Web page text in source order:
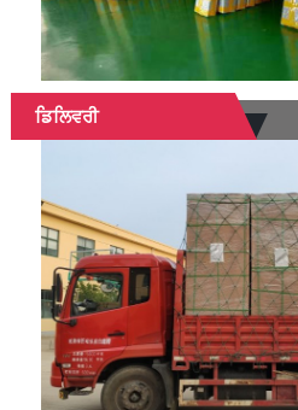
ਡਿਲਿਵਰੀ